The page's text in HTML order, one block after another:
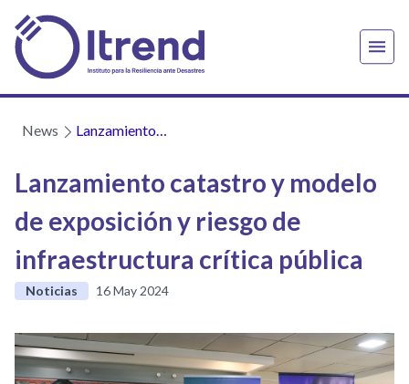
News
Lanzamiento
de exposición y
riesgo de
infraestructura
crítica pública
Lanzamiento catastro y modelo
de exposición y riesgo de
infraestructura crítica pública
Noticias 16 May 2024